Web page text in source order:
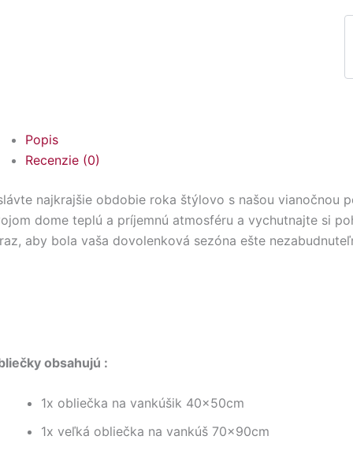
Popis
Recenzie (0)
najkrajšie obdobie roka štýlovo s našou vianočnou
dome teplú a príjemnú atmosféru a vychutnajte si
aby bola vaša dovolenková sezóna ešte
obsahujú :
1x obliečka na vankúšik 40x50cm
1x veľká obliečka na vankúš 70x90cm